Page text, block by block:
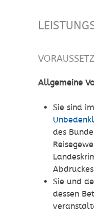
Allgemeine
Sie sind
des
Sie und
dessen